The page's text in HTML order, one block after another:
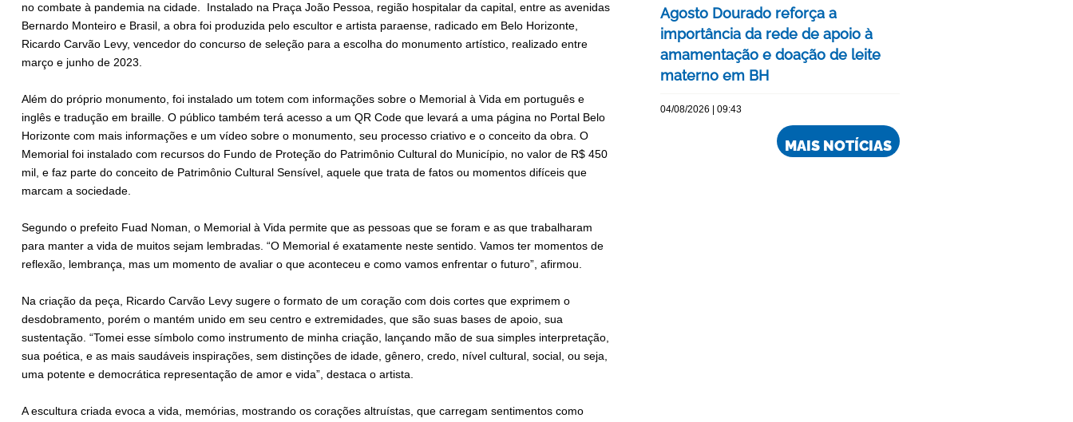
no combate à pandemia na cidade. Instalado na Praça João Pessoa, região hospitalar da capital, entre as avenidas
Bernardo Monteiro e Brasil, a obra foi produzida pelo escultor e artista paraense, radicado em Belo Horizonte,
Ricardo Carvão Levy, vencedor do concurso de seleção para a escolha do monumento artístico, realizado entre
março e junho de 2023.
Além do próprio monumento, foi instalado um totem com informações sobre o Memorial à Vida em português e
inglês e tradução em braille. O público também terá acesso a um QR Code que levará a uma página no Portal Belo
Horizonte com mais informações e um vídeo sobre o monumento, seu processo criativo e o conceito da obra. O
Memorial foi instalado com recursos do Fundo de Proteção do Patrimônio Cultural do Município, no valor de R$ 450
mil, e faz parte do conceito de Patrimônio Cultural Sensível, aquele que trata de fatos ou momentos difíceis que
marcam a sociedade.
Segundo o prefeito Fuad Noman, o Memorial à Vida permite que as pessoas que se foram e as que trabalharam
para manter a vida de muitos sejam lembradas. “O Memorial é exatamente neste sentido. Vamos ter momentos de
reflexão, lembrança, mas um momento de avaliar o que aconteceu e como vamos enfrentar o futuro”, afirmou.
Na criação da peça, Ricardo Carvão Levy sugere o formato de um coração com dois cortes que exprimem o
desdobramento, porém o mantém unido em seu centro e extremidades, que são suas bases de apoio, sua
sustentação. “Tomei esse símbolo como instrumento de minha criação, lançando mão de sua simples interpretação,
sua poética, e as mais saudáveis inspirações, sem distinções de idade, gênero, credo, nível cultural, social, ou seja,
uma potente e democrática representação de amor e vida”, destaca o artista.
A escultura criada evoca a vida, memórias, mostrando os corações altruístas, que carregam sentimentos como
Agosto Dourado reforça a
importância da rede de apoio à
amamentação e doação de leite
materno em BH
04/08/2026 | 09:43
MAIS NOTÍCIAS